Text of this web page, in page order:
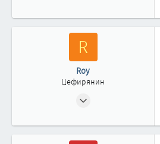
R
Roy
Цефирянин
0